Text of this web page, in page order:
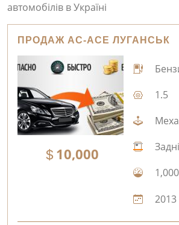
автомобілів в Україні
ПРОДАЖ AC-ACE ЛУГАНСЬК
10,000
1.5
2013